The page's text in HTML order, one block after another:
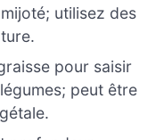
utilisez des
pour saisir
peut être